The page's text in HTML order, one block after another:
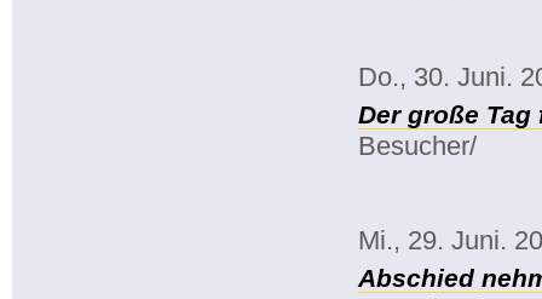
Do., 30. Juni.
Der große
Besucher/
Mi., 29. Juni.
Abschied